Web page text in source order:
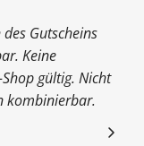
Gutscheins
Keine
gültig. Nicht
kombinierbar.